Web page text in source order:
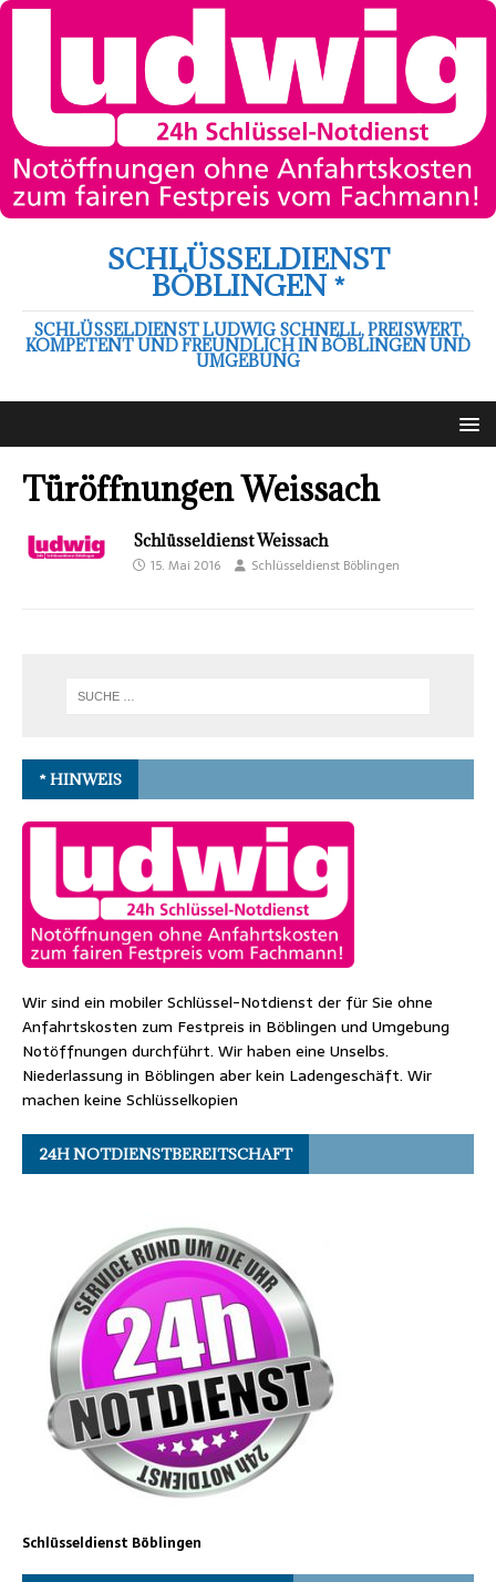
SCHLÜSSELDIENST
BÖBLINGEN *
SCHLÜSSELDIENST LUDWIG SCHNELL, PREISWERT,
KOMPETENT UND FREUNDLICH IN BÖBLINGEN UND
UMGEBUNG
Türöffnungen Weissach
Schlüsseldienst Weissach
15. Mai 2016 Schlüsseldienst Böblingen
* HINWEIS
Wir sind ein mobiler Schlüssel-Notdienst der für Sie ohne
Anfahrtskosten zum Festpreis in Böblingen und Umgebung
Notöffnungen durchführt. Wir haben eine Unselbs.
Niederlassung in Böblingen aber kein Ladengeschäft. Wir
machen keine Schlüsselkopien
24H NOTDIENSTBEREITSCHAFT
Schlüsseldienst Böblingen